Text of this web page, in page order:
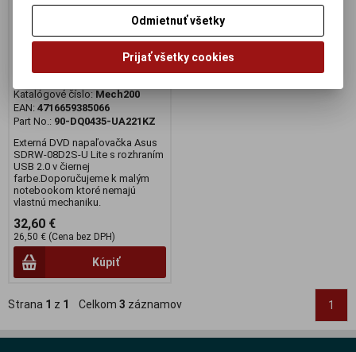
Externá DVD RW Asus SDRW-
Katalógové číslo: Mech200
EAN: 4716659385066
Part No.: 90-DQ0435-UA221KZ
Externá DVD napaľovačka Asus
SDRW-08D2S-U Lite s rozhraním
USB 2.0 v čiernej
farbe.Doporučujeme k malým
notebookom ktoré nemajú
vlastnú mechaniku.
32,60 €
26,50 € (Cena bez DPH)
Kúpiť
Strana 1 z 1 Celkom 3 záznamov 1
Odmietnuť všetky
Prijať všetky cookies